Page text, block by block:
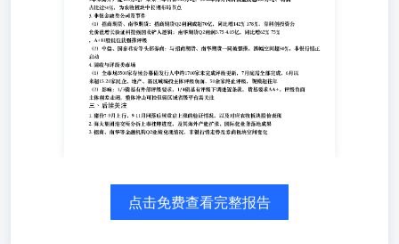
程碑事件的提前定价特征（2）华峰测控：HYDZ持续重点
推荐，6月订单4亿元超市场预期，按口径年化达48亿元，超
全年一致预期34亿元，当前模拟估值对应业绩后空间大，二
季度业绩优、赔率高（3）妙可蓝多：Q2利润率提升打破盈
利担忧，B端收入增速亮眼，C端延续高增，H1利润1.5亿
元，全年股权激励利润3.2亿元确定性强，股价处于底部有
反弹及估值切换机会（4）东山精密：旗下索尔思获重大客
为催化，上行周期或至2027年二季度，股价将告别脉冲式上
涨（2）海大集团：长江海外复盘深度报告指出，其2026年
点击免费查看完整报告